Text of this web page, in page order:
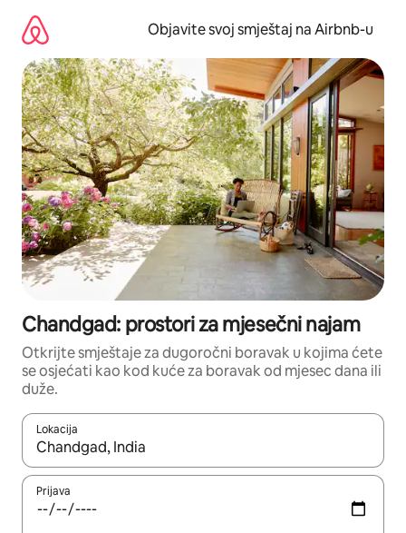
sadržaj
Objavite svoj smještaj na Airbnb-u
Chandgad: prostori za mjesečni najam
Otkrijte smještaje za dugoročni boravak u kojima ćete
se osjećati kao kod kuće za boravak od mjesec dana ili
duže.
Lokacija
Kad su rezultati dostupni, možete da se krećete kroz njih
Prijava